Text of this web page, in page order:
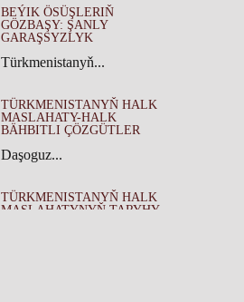
BEÝIK ÖSÜŞLERIŇ
GÖZBAŞY: ŞANLY
GARAŞSYZLYK
Türkmenistanyň...
TÜRKMENISTANYŇ HALK
MASLAHATY-HALK
BÄHBITLI ÇÖZGÜTLER
Daşoguz...
TÜRKMENISTANYŇ HALK
MASLAHATYNYŇ TARYHY